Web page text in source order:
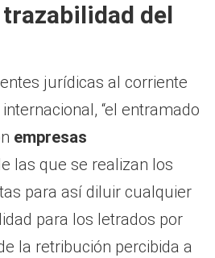
del
jurídicas al corriente
“el entramado
empresas
las que se realizan los
para así diluir cualquier
para los letrados por
la retribución percibida a